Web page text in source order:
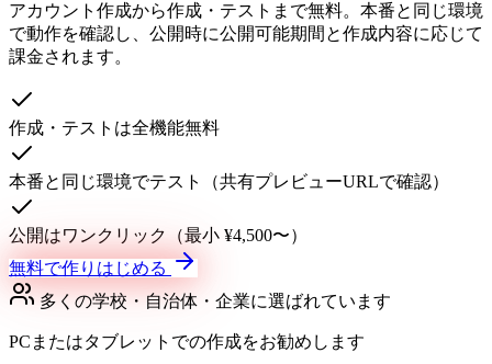
アカウント作成から作成・テストまで無料。本番と同じ環境
で動作を確認し、公開時に公開可能期間と作成内容に応じて
課金されます。
作成・テストは全機能無料
本番と同じ環境でテスト（共有プレビューURLで確認）
公開はワンクリック（最小 ¥4,500〜）
無料で作りはじめる
多くの学校・自治体・企業に選ばれています
PCまたはタブレットでの作成をお勧めします